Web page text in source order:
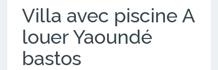
Villa avec piscine A
louer Yaoundé
bastos